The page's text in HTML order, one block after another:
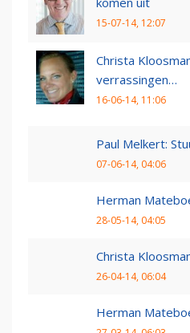
15-07-14, 12:07
Christa
verrassingen…
16-06-14, 11:06
Paul Melkert:
07-06-14, 04:06
Herman
28-05-14, 04:05
Christa
26-04-14, 06:04
Herman